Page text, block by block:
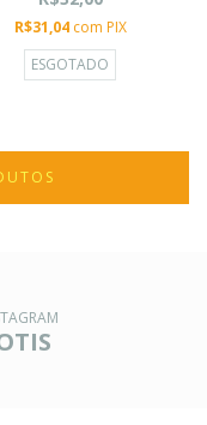
R$31,04 com PIX
ESGOTADO